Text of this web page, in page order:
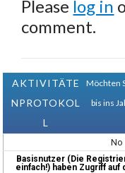
Please log in
comment.
AKTIVITÄTE
NPROTOKOL
L
Möchten
bis ins
No
Basisnutzer (Die
einfach!) haben Zugriff